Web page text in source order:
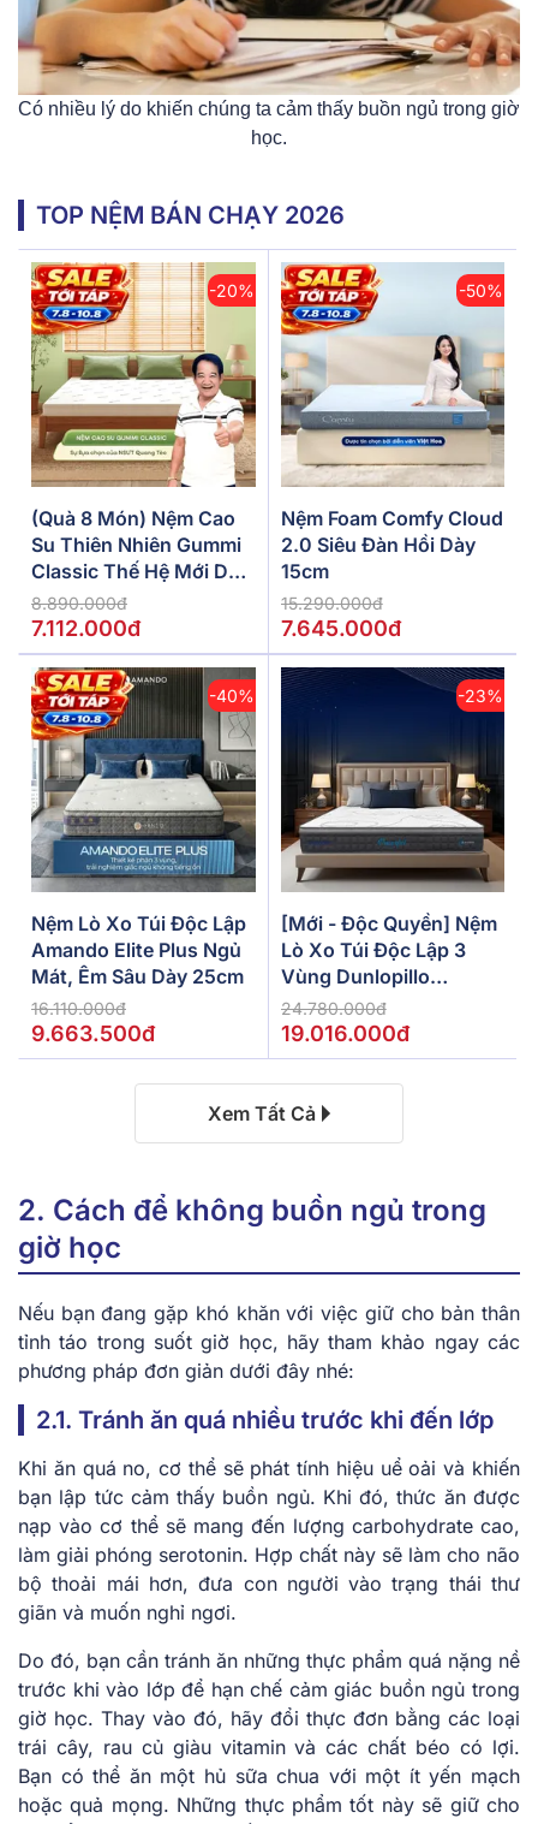
Có nhiều lý do khiến chúng ta cảm thấy buồn ngủ trong giờ
học.
TOP NỆM BÁN CHẠY 2026
-20%
(Quà 8 Món) Nệm Cao
Su Thiên Nhiên Gummi
Classic Thế Hệ Mới Dày
5/10/15cm
8.890.000đ
7.112.000đ
-50%
Nệm Foam Comfy Cloud
2.0 Siêu Đàn Hồi Dày
15cm
15.290.000đ
7.645.000đ
-40%
Nệm Lò Xo Túi Độc Lập
Amando Elite Plus Ngủ
Mát, Êm Sâu Dày 25cm
16.110.000đ
9.663.500đ
-23%
[Mới - Độc Quyền] Nệm
Lò Xo Túi Độc Lập 3
Vùng Dunlopillo
De.Stress Powerful
24.780.000đ
19.016.000đ
Xem Tất Cả
2. Cách để không buồn ngủ trong
giờ học
Nếu bạn đang gặp khó khăn với việc giữ cho bản thân
tỉnh táo trong suốt giờ học, hãy tham khảo ngay các
phương pháp đơn giản dưới đây nhé:
2.1. Tránh ăn quá nhiều trước khi đến lớp
Khi ăn quá no, cơ thể sẽ phát tính hiệu uể oải và khiến
bạn lập tức cảm thấy buồn ngủ. Khi đó, thức ăn được
nạp vào cơ thể sẽ mang đến lượng carbohydrate cao,
làm giải phóng serotonin. Hợp chất này sẽ làm cho não
bộ thoải mái hơn, đưa con người vào trạng thái thư
giãn và muốn nghỉ ngơi.
Do đó, bạn cần tránh ăn những thực phẩm quá nặng nề
trước khi vào lớp để hạn chế cảm giác buồn ngủ trong
giờ học. Thay vào đó, hãy đổi thực đơn bằng các loại
trái cây, rau củ giàu vitamin và các chất béo có lợi.
Bạn có thể ăn một hủ sữa chua với một ít yến mạch
hoặc quả mọng. Những thực phẩm tốt này sẽ giữ cho